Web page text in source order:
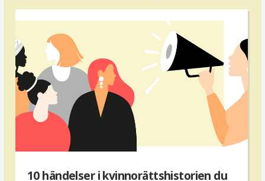
10 händelser i kvinnorättshistorien du